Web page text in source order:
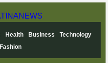
NEWS
Health Business
Technology
Fashion